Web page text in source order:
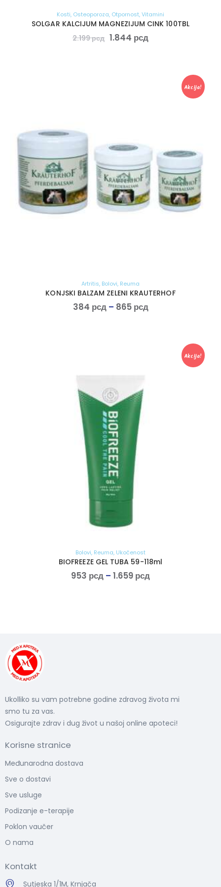
Kosti, Osteoporoza, Otpornost,Vitamini
SOLGAR KALCIJUM MAGNEZIJUM CINK 100TBL
2.199рсд 1.844 рсд
Akcija!
Artritis, Bolovi, Reuma
KONJSKI BALZAM ZELENI KRAUTERHOF
384 рсд – 865 рсд
Akcija!
Bolovi, Reuma, Ukočenost
BIOFREEZE GEL TUBA 59-118ml
953 рсд – 1.659 рсд
Ukolliko su vam potrebne godine zdravog života mi
smo tu za vas.
Osigurajte zdrav i dug život u našoj online apoteci!
Korisne stranice
Međunarodna dostava
Sve o dostavi
Sve usluge
Podizanje e-terapije
Poklon vaučer
O nama
Kontakt
Sutjeska 1/1M, Krnjača